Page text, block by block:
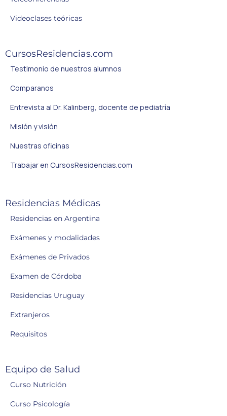
Videoclases teóricas
CursosResidencias.com
Testimonio de nuestros alumnos
Comparanos
Entrevista al Dr. Kalinberg, docente de pediatría
Misión y visión
Nuestras oficinas
Trabajar en CursosResidencias.com
Residencias Médicas
Residencias en Argentina
Exámenes y modalidades
Exámenes de Privados
Examen de Córdoba
Residencias Uruguay
Extranjeros
Requisitos
Equipo de Salud
Curso Nutrición
Curso Psicología